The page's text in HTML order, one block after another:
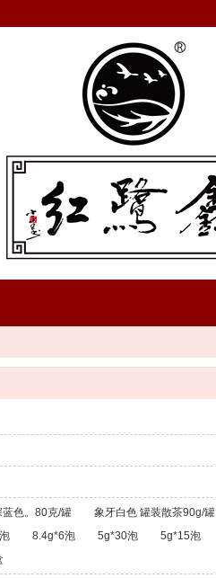
蓝色。80克/罐 象牙白色 罐装散茶90g/罐
8.4g*6泡 5g*30泡 5g*15泡